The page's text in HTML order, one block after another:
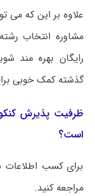
علاوه بر این که می
مشاوره انتخاب
رایگان بهره مند
گذشته کمک خوبی
ظرفیت پذیرش
است؟
برای کسب
مراجعه کنید.